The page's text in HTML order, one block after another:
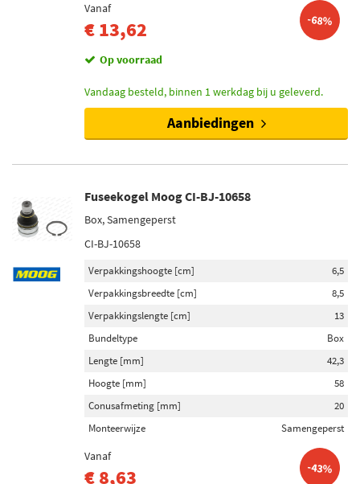
Vanaf
€ 13,62 -68%
Op voorraad
Vandaag besteld, binnen 1 werkdag bij u geleverd.
Aanbiedingen
Fuseekogel Moog CI-BJ-10658
Box, Samengeperst
CI-BJ-10658
Verpakkingshoogte [cm]
6,5
Verpakkingsbreedte [cm]
8,5
Verpakkingslengte [cm]
13
Bundeltype
Box
Lengte [mm]
42,3
Hoogte [mm]
58
Conusafmeting [mm]
20
Monteerwijze
Samengeperst
Vanaf
€ 8,63 -43%